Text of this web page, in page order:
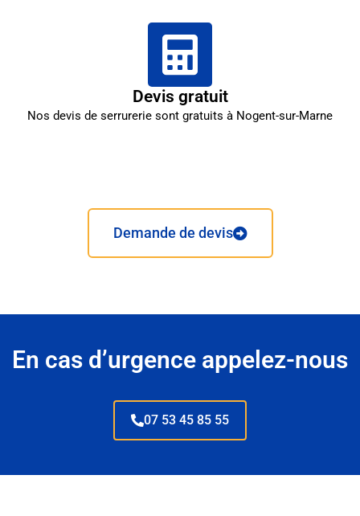
Devis gratuit
Nos devis de serrurerie sont gratuits à Nogent-sur-Marne
Demande de devis
En cas d’urgence appelez-nous
07 53 45 85 55